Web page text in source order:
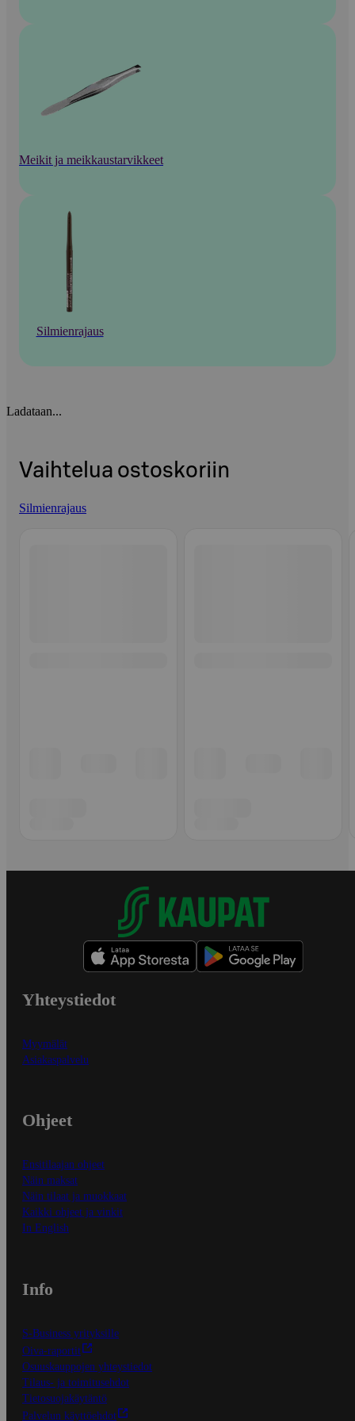
Meikit ja meikkaustarvikkeet
Silmienrajaus
Ladataan...
Vaihtelua ostoskoriin
Silmienrajaus
Yhteystiedot
Myymälät
Asiakaspalvelu
Ohjeet
Ensitilaajan ohjeet
Näin maksat
Näin tilaat ja muokkaat
Kaikki ohjeet ja vinkit
In English
Info
S-Business yrityksille
Oiva-raportit
Osuuskauppojen yhteystiedot
Tilaus- ja toimitusehdot
Tietosuojakäytäntö
Palvelun käyttöehdot